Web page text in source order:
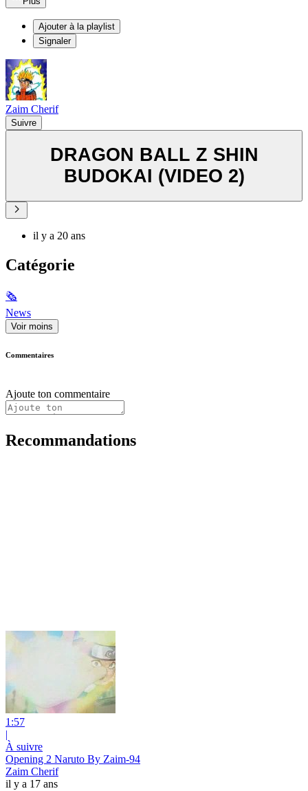
Ajouter à la playlist
Signaler
Zaim Cherif
Suivre
DRAGON BALL Z SHIN
BUDOKAI (VIDEO 2)
il y a 20 ans
Catégorie
🗞
News
Voir moins
Commentaires
Ajoute ton commentaire
Recommandations
1:57
|
À suivre
Opening 2 Naruto By Zaim-94
Zaim Cherif
il y a 17 ans